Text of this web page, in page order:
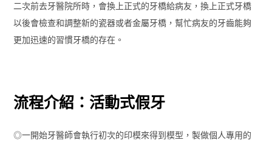
二次前去牙醫院所時，會換上正式的牙橋給病友，換上正式牙橋
以後會檢查和調整新的瓷器或者金屬牙橋，幫忙病友的牙齒能夠
更加迅速的習慣牙橋的存在。
流程介紹：活動式假牙
◎一開始牙醫師會執行初次的印模來得到模型，製做個人專用的